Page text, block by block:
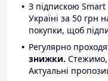
З підпискою
Україні за 50 грн
покупки, щоб
Регулярно
знижки.
Актуальні